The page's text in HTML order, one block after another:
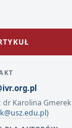
dr Karolina Gmerek